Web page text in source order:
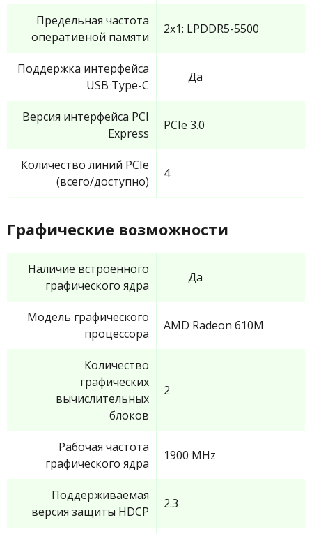
Предельная частота
оперативной памяти
2x1: LPDDR5-5500
Поддержка интерфейса
USB Type-C
Да
Версия интерфейса PCI
Express
PCIe 3.0
Количество линий PCIe
(всего/доступно)
4
Графические возможности
Наличие встроенного
графического ядра
Да
Модель графического
процессора
AMD Radeon 610M
Количество
графических
вычислительных
блоков
2
Рабочая частота
графического ядра
1900 MHz
Поддерживаемая
версия защиты HDCP
2.3